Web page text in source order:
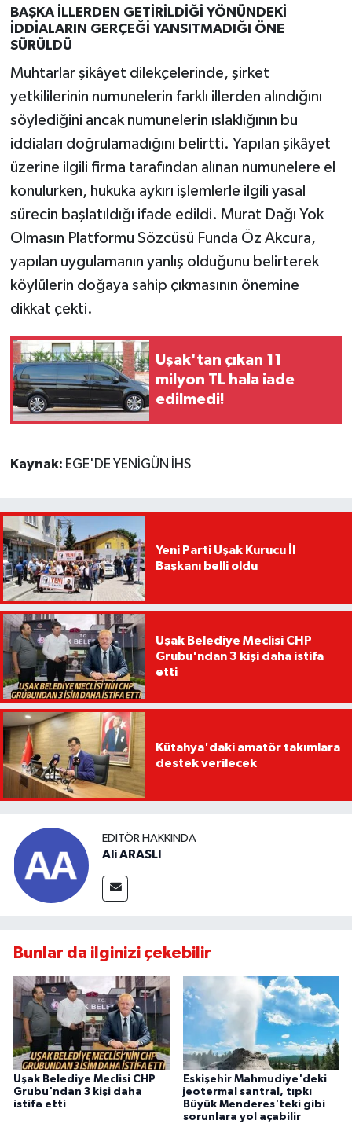
BAŞKA İLLERDEN GETİRİLDİĞİ YÖNÜNDEKİ
İDDİALARIN GERÇEĞİ YANSITMADIĞI ÖNE
SÜRÜLDÜ
Muhtarlar şikâyet dilekçelerinde, şirket
yetkililerinin numunelerin farklı illerden alındığını
söylediğini ancak numunelerin ıslaklığının bu
iddiaları doğrulamadığını belirtti. Yapılan şikâyet
üzerine ilgili firma tarafından alınan numunelere el
konulurken, hukuka aykırı işlemlerle ilgili yasal
sürecin başlatıldığı ifade edildi. Murat Dağı Yok
Olmasın Platformu Sözcüsü Funda Öz Akcura,
yapılan uygulamanın yanlış olduğunu belirterek
köylülerin doğaya sahip çıkmasının önemine
dikkat çekti.
Uşak'tan çıkan 11
milyon TL hala iade
edilmedi!
Kaynak: EGE'DE YENİGÜN İHS
Yeni Parti Uşak Kurucu İl
Başkanı belli oldu
Uşak Belediye Meclisi CHP
Grubu'ndan 3 kişi daha istifa
etti
Kütahya'daki amatör takımlara
destek verilecek
EDITÖR HAKKINDA
Ali ARASLI
Bunlar da ilginizi çekebilir
Uşak Belediye Meclisi CHP
Grubu'ndan 3 kişi daha
istifa etti
Eskişehir Mahmudiye'deki
jeotermal santral, tıpkı
Büyük Menderes'teki gibi
sorunlara yol açabilir